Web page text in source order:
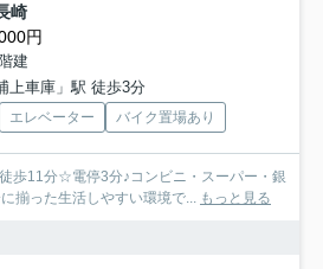
崎
円
建
上車庫」駅 徒歩3分
エレベーター バイク置場あり
歩11分☆電停3分♪コンビニ・スーパー・銀
揃った生活しやすい環境で... もっと見る